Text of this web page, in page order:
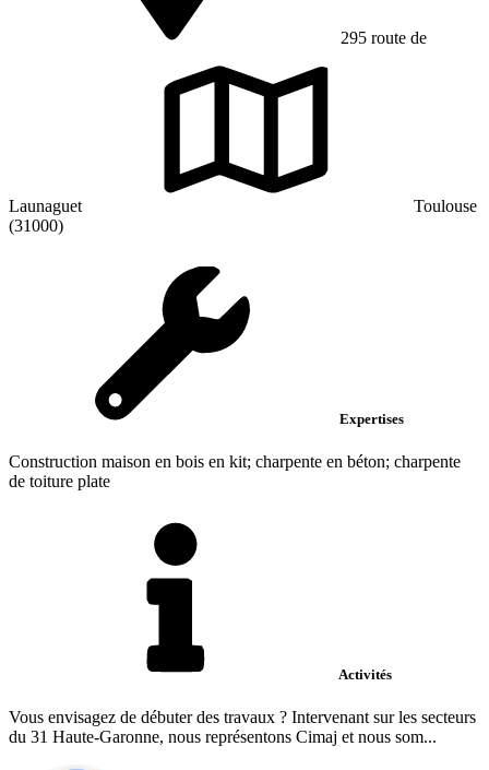
295 route de
Launaguet
Toulouse
(31000)
Expertises
Construction maison en bois en kit; charpente en béton; charpente
de toiture plate
Activités
Vous envisagez de débuter des travaux ? Intervenant sur les secteurs
du 31 Haute-Garonne, nous représentons Cimaj et nous som...